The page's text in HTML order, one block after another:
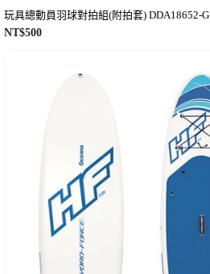
玩具總動員羽球對拍組(附拍套) DDA18652-G
NT$500